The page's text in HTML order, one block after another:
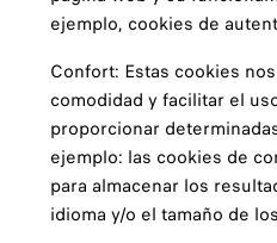
ejemplo, cookies de
Confort: Estas cookies
comodidad y facilitar el
proporcionar
ejemplo: las cookies de
para almacenar los
idioma y/o el tamaño de